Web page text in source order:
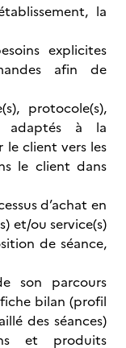
la
explicites
afin de
protocole(s),
adaptés à la
le client vers les
le client dans
d’achat en
et/ou service(s)
de séance,
son parcours
bilan (profil
des séances)
et produits